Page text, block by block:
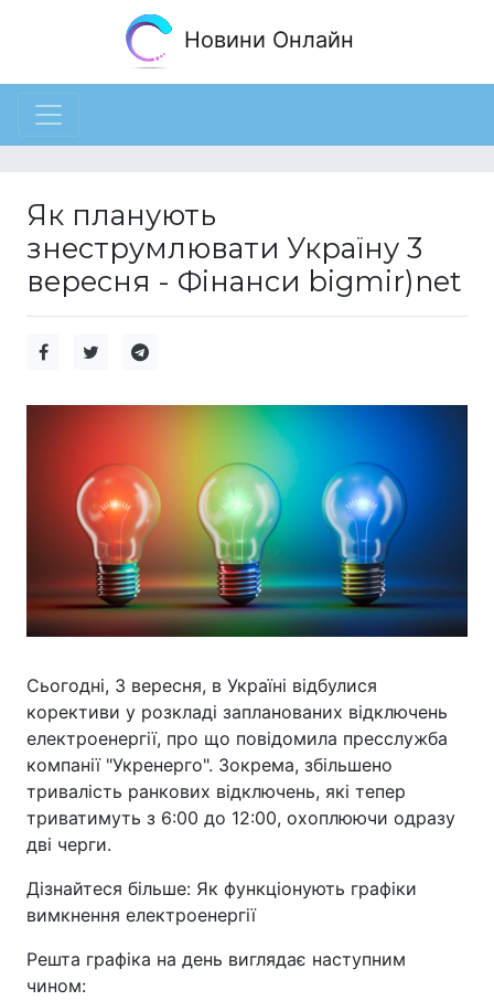
Новини Онлайн
Як планують
знеструмлювати Україну 3
вересня - Фінанси bigmir)net
Сьогодні, 3 вересня, в Україні відбулися
корективи у розкладі запланованих відключень
електроенергії, про що повідомила пресслужба
компанії "Укренерго". Зокрема, збільшено
тривалість ранкових відключень, які тепер
триватимуть з 6:00 до 12:00, охоплюючи одразу
дві черги.
Дізнайтеся більше: Як функціонують графіки
вимкнення електроенергії
Решта графіка на день виглядає наступним
чином: